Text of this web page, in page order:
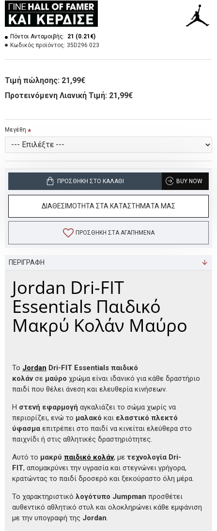
Πόντοι Ανταμοιβής: 21 (0.21€)
Κωδικός προϊόντος: 35D296 023
Τιμή πώλησης: 21,99€
Προτεινόμενη Λιανική Τιμή: 21,99€
Μεγέθη
ΠΡΟΣΘΉΚΗ ΣΤΟ ΚΑΛΆΘΙ BUY NOW
ΔΙΑΘΕΣΙΜΟΤΗΤΑ ΣΤΑ ΚΑΤΑΣΤΗΜΑΤΑ ΜΑΣ
ΠΡΟΣΘΉΚΗ ΣΤΑ ΑΓΑΠΗΜΈΝΑ
ΠΕΡΙΓΡΑΦΗ
Jordan Dri-FIT
Essentials Παιδικό
Μακρύ Κολάν Μαύρο
Το Jordan Dri-FIT Essentials παιδικό
κολάνσε μαύρο χρώμα είναι ιδανικό για κάθε δραστήριο
παιδί που θέλει άνεση και ελευθερία κινήσεων.
Η στενή εφαρμογή αγκαλιάζει το σώμα χωρίς να
περιορίζει, ενώ το μαλακό και ελαστικό πλεκτό
ύφασμα επιτρέπει στο παιδί να κινείται ελεύθερα στο
παιχνίδι ή στις αθλητικές δραστηριότητες.
Αυτό το μακρύ παιδικό κολάν, με τεχνολογία Dri-
FIT, απομακρύνει την υγρασία και στεγνώνει γρήγορα,
κρατώντας το παιδί δροσερό και ξεκούραστο όλη μέρα.
Το χαρακτηριστικό λογότυπο Jumpman προσθέτει
αυθεντικό αθλητικό στυλ και ολοκληρώνει κάθε εμφάνιση
με την υπογραφή της Jordan.